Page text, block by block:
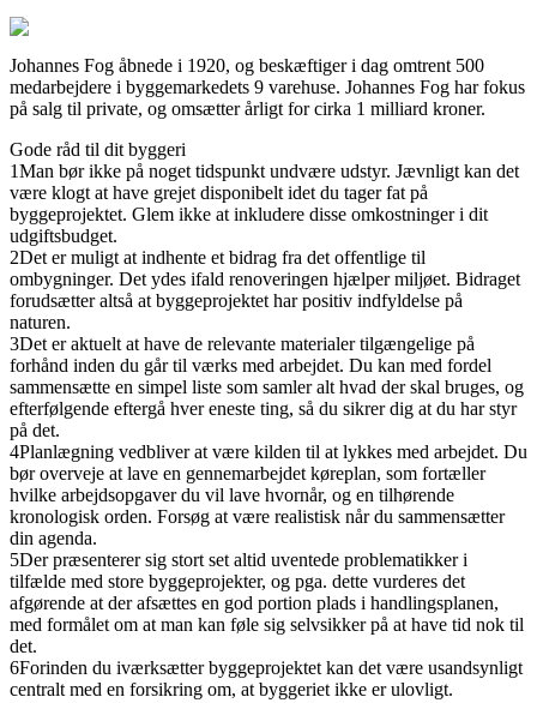
Johannes Fog åbnede i 1920, og beskæftiger i dag omtrent 500
medarbejdere i byggemarkedets 9 varehuse. Johannes Fog har fokus
på salg til private, og omsætter årligt for cirka 1 milliard kroner.
Gode råd til dit byggeri
1Man bør ikke på noget tidspunkt undvære udstyr. Jævnligt kan det
være klogt at have grejet disponibelt idet du tager fat på
byggeprojektet. Glem ikke at inkludere disse omkostninger i dit
udgiftsbudget.
2Det er muligt at indhente et bidrag fra det offentlige til
ombygninger. Det ydes ifald renoveringen hjælper miljøet. Bidraget
forudsætter altså at byggeprojektet har positiv indfyldelse på
naturen.
3Det er aktuelt at have de relevante materialer tilgængelige på
forhånd inden du går til værks med arbejdet. Du kan med fordel
sammensætte en simpel liste som samler alt hvad der skal bruges, og
efterfølgende eftergå hver eneste ting, så du sikrer dig at du har styr
på det.
4Planlægning vedbliver at være kilden til at lykkes med arbejdet. Du
bør overveje at lave en gennemarbejdet køreplan, som fortæller
hvilke arbejdsopgaver du vil lave hvornår, og en tilhørende
kronologisk orden. Forsøg at være realistisk når du sammensætter
din agenda.
5Der præsenterer sig stort set altid uventede problematikker i
tilfælde med store byggeprojekter, og pga. dette vurderes det
afgørende at der afsættes en god portion plads i handlingsplanen,
med formålet om at man kan føle sig selvsikker på at have tid nok til
det.
6Forinden du iværksætter byggeprojektet kan det være usandsynligt
centralt med en forsikring om, at byggeriet ikke er ulovligt.